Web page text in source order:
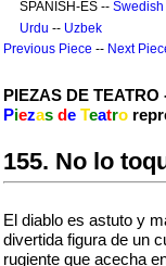
SPANISH-ES -- Swedish
Urdu -- Uzbek
Previous Piece -- Next
PIEZAS DE
Piezas de Teatro
155. No lo
El diablo es astuto y
divertida figura de un
rugiente que acecha